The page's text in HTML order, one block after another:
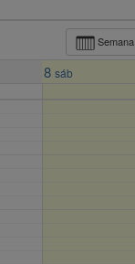
Semana
8 sáb